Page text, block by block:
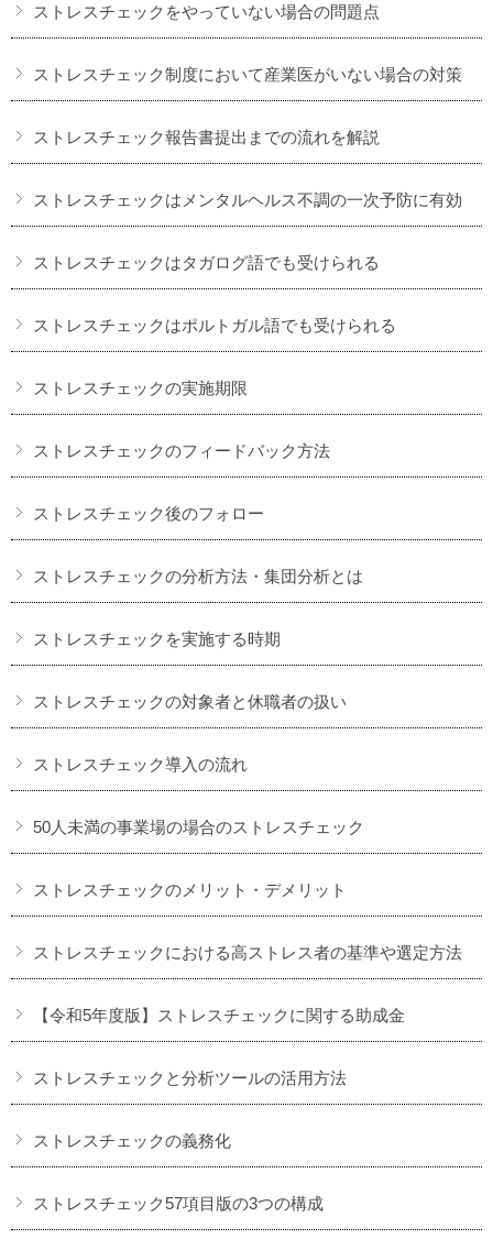
ストレスチェックをやっていない場合の問題点
ストレスチェック制度において産業医がいない場合の対策
ストレスチェック報告書提出までの流れを解説
ストレスチェックはメンタルヘルス不調の一次予防に有効
ストレスチェックはタガログ語でも受けられる
ストレスチェックはポルトガル語でも受けられる
ストレスチェックの実施期限
ストレスチェックのフィードバック方法
ストレスチェック後のフォロー
ストレスチェックの分析方法・集団分析とは
ストレスチェックを実施する時期
ストレスチェックの対象者と休職者の扱い
ストレスチェック導入の流れ
50人未満の事業場の場合のストレスチェック
ストレスチェックのメリット・デメリット
ストレスチェックにおける高ストレス者の基準や選定方法
【令和5年度版】ストレスチェックに関する助成金
ストレスチェックと分析ツールの活用方法
ストレスチェックの義務化
ストレスチェック57項目版の3つの構成